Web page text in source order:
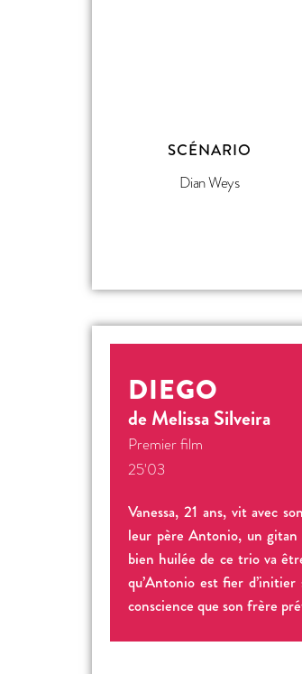
SCÉNARIO
Dian Weys
DIEGO
de Melissa Silveira
Premier film
25'03
Vanessa, 21 ans, vit avec
leur père Antonio, un
bien huilée de ce trio va
qu’Antonio est fier
conscience que son frère